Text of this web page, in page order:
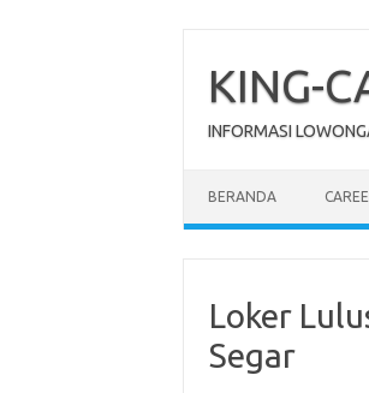
content
KING-
INFORMASI
BERANDA
Loker
Sеgаr